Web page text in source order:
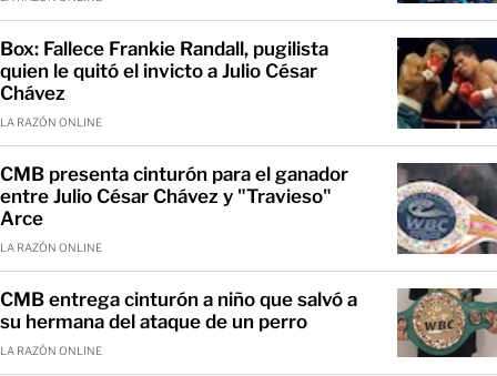
Box: Fallece Frankie Randall, pugilista
quien le quitó el invicto a Julio César
Chávez
LA RAZÓN ONLINE
CMB presenta cinturón para el ganador
entre Julio César Chávez y "Travieso"
Arce
LA RAZÓN ONLINE
CMB entrega cinturón a niño que salvó a
su hermana del ataque de un perro
LA RAZÓN ONLINE